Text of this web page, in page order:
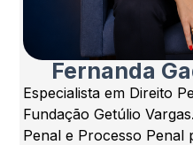
Fernanda
Especialista em Direito
Fundação Getúlio
Penal e Processo Penal